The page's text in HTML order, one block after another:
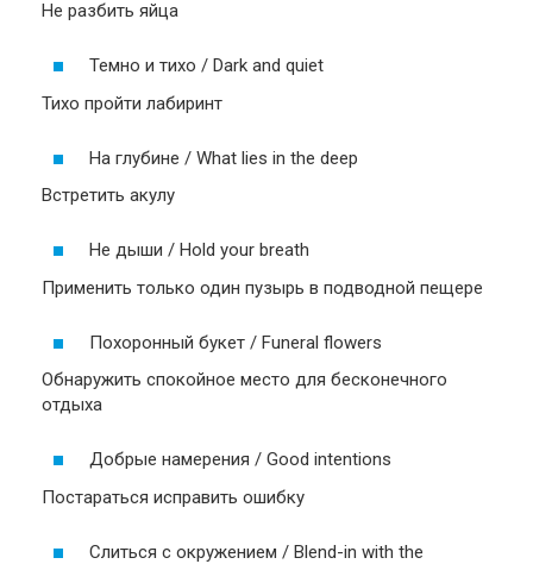
Не разбить яйца
Темно и тихо / Dark and quiet
Тихо пройти лабиринт
На глубине / What lies in the deep
Встретить акулу
Не дыши / Hold your breath
Применить только один пузырь в подводной пещере
Похоронный букет / Funeral flowers
Обнаружить спокойное место для бесконечного
отдыха
Добрые намерения / Good intentions
Постараться исправить ошибку
Слиться с окружением / Blend-in with the